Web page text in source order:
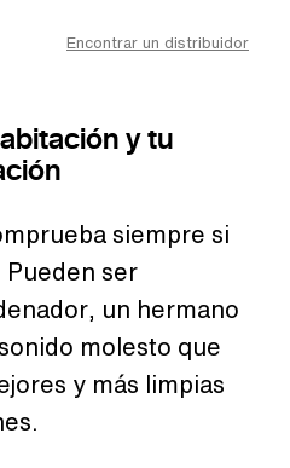
Encontrar un distribuidor
y tu
siempre si
ser
un hermano
molesto que
y más limpias